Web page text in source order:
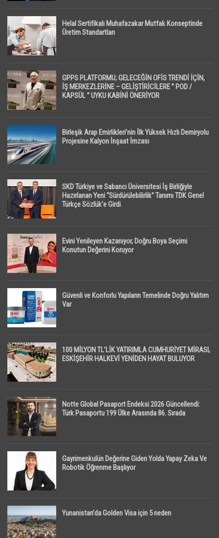
Helal Sertifikalı Muhafazakar Mutfak Konseptinde
Üretim Standartları
GPPS PLATFORMU; GELECEĞİN OFİS TRENDİ İÇİN,
İŞ MERKEZLERİNE – GELİŞTİRİCİLERE ” POD /
KAPSÜL ” UYKU KABİNİ ÖNERİYOR
Birleşik Arap Emirlikleri’nin İlk Yüksek Hızlı Demiryolu
Projesine Kalyon İnşaat İmzası
SKD Türkiye ve Sabancı Üniversitesi İş Birliğiyle
Hazırlanan Yeni “Sürdürülebilirlik” Tanımı TDK Genel
Türkçe Sözlük’e Girdi
Evini Yenileyen Kazanıyor, Doğru Boya Seçimi
Konutun Değerini Koruyor
Güvenli ve Konforlu Yapıların Temelinde Doğru Yalıtım
Var
100 MİLYON TL’LİK YATIRIMLA CUMHURİYET MİRASI,
ESKİŞEHİR HALKEVİ YENİDEN HAYAT BULUYOR
Notte Global Pasaport Endeksi 2026 Güncellendi:
Türk Pasaportu 199 Ülke Arasında 86. Sırada
Gayrimenkulün Değerine Giden Yolda Yapay Zeka Ve
Robotik Öğrenme Başlıyor
Yunanistan’da Golden Visa için 5 neden